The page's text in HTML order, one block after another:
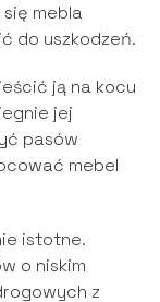
mebla
do uszkodzeń.
ją na kocu
jej
pasów
mebel
istotne.
o niskim
z